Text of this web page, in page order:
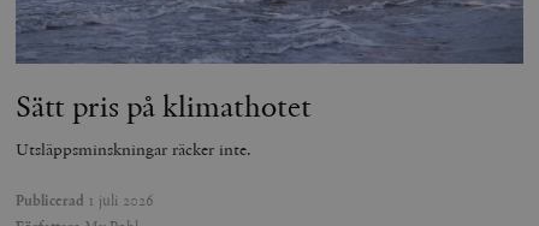
Sätt pris på klimathotet
Utsläppsminskningar räcker inte.
Publicerad 1 juli 2026